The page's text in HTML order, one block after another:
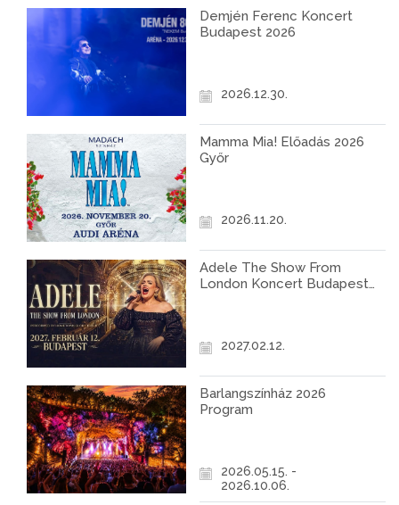
Demjén Ferenc Koncert
Budapest 2026
2026.12.30.
Mamma Mia! Előadás 2026
Győr
2026.11.20.
Adele The Show From
London Koncert Budapest
2027.02.12.
Barlangszínház 2026
Program
2026.05.15. -
2026.10.06.